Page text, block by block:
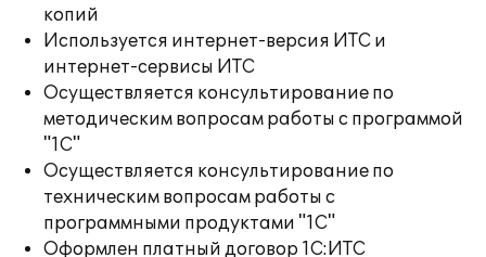
копий
Используется интернет-версия ИТС и
интернет-сервисы ИТС
Осуществляется консультирование по
методическим вопросам работы с программой
"1С"
Осуществляется консультирование по
техническим вопросам работы с
программными продуктами "1С"
Оформлен платный договор 1С:ИТС